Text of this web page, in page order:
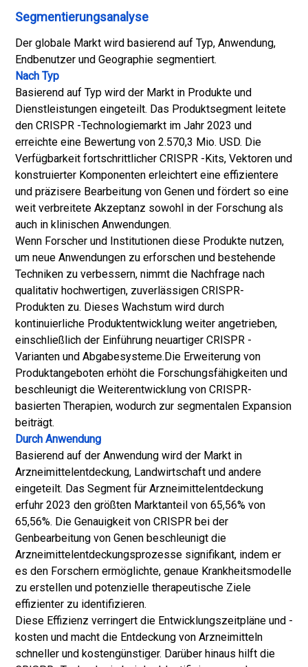
Segmentierungsanalyse
Der globale Markt wird basierend auf Typ, Anwendung,
Endbenutzer und Geographie segmentiert.
Nach Typ
Basierend auf Typ wird der Markt in Produkte und
Dienstleistungen eingeteilt. Das Produktsegment leitete
den CRISPR -Technologiemarkt im Jahr 2023 und
erreichte eine Bewertung von 2.570,3 Mio. USD. Die
Verfügbarkeit fortschrittlicher CRISPR -Kits, Vektoren und
konstruierter Komponenten erleichtert eine effizientere
und präzisere Bearbeitung von Genen und fördert so eine
weit verbreitete Akzeptanz sowohl in der Forschung als
auch in klinischen Anwendungen.
Wenn Forscher und Institutionen diese Produkte nutzen,
um neue Anwendungen zu erforschen und bestehende
Techniken zu verbessern, nimmt die Nachfrage nach
qualitativ hochwertigen, zuverlässigen CRISPR-
Produkten zu. Dieses Wachstum wird durch
kontinuierliche Produktentwicklung weiter angetrieben,
einschließlich der Einführung neuartiger CRISPR -
Varianten und Abgabesysteme.Die Erweiterung von
Produktangeboten erhöht die Forschungsfähigkeiten und
beschleunigt die Weiterentwicklung von CRISPR-
basierten Therapien, wodurch zur segmentalen Expansion
beiträgt.
Durch Anwendung
Basierend auf der Anwendung wird der Markt in
Arzneimittelentdeckung, Landwirtschaft und andere
eingeteilt. Das Segment für Arzneimittelentdeckung
erfuhr 2023 den größten Marktanteil von 65,56% von
65,56%. Die Genauigkeit von CRISPR bei der
Genbearbeitung von Genen beschleunigt die
Arzneimittelentdeckungsprozesse signifikant, indem er
es den Forschern ermöglichte, genaue Krankheitsmodelle
zu erstellen und potenzielle therapeutische Ziele
effizienter zu identifizieren.
Diese Effizienz verringert die Entwicklungszeitpläne und -
kosten und macht die Entdeckung von Arzneimitteln
schneller und kostengünstiger. Darüber hinaus hilft die